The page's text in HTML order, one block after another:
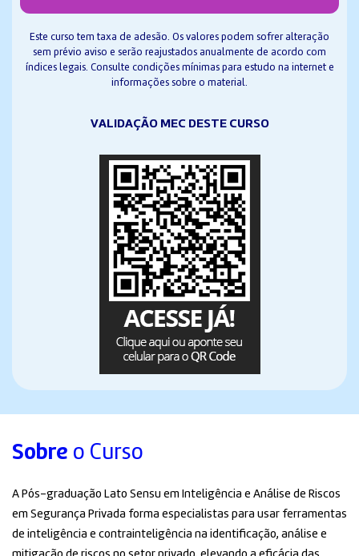
Sobre o Curso
A Pós-graduação Lato Sensu em Inteligência e Análise de Riscos
em Segurança Privada forma especialistas para usar ferramentas
de inteligência e contrainteligência na identificação, análise e
Este curso tem taxa de adesão. Os valores podem sofrer alteração
sem prévio aviso e serão reajustados anualmente de acordo com
índices legais. Consulte condições mínimas para estudo na internet e
informações sobre o material.
VALIDAÇÃO MEC DESTE CURSO